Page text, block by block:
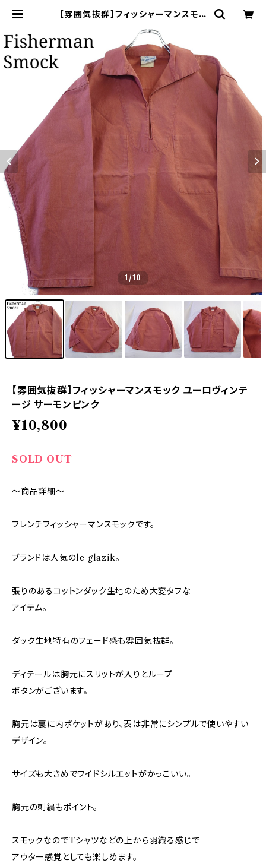
【雰囲気抜群】フィッシャーマンスモッ
ク | オンライン古着屋 9chord
1/10
【雰囲気抜群】フィッシャーマンスモック ユーロヴィンテ
ージ サーモンピンク
¥10,800
SOLD OUT
～商品詳細～
フレンチフィッシャーマンスモックです。
ブランドは人気のle glazik。
張りのあるコットンダック生地のため大変タフな
アイテム。
ダック生地特有のフェード感も雰囲気抜群。
ディテールは胸元にスリットが入りとループ
ボタンがございます。
胸元は裏に内ポケットがあり、表は非常にシンプルで使いやすい
デザイン。
サイズも大きめでワイドシルエットがかっこいい。
胸元の刺繍もポイント。
スモックなのでTシャツなどの上から羽織る感じで
アウター感覚としても楽しめます。